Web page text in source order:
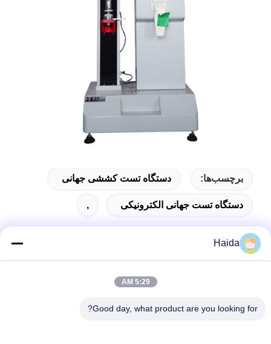
برچسب‌ها: دستگاه تست کششی جهانی
دستگاه تست جهانی الکترونیکی ,
آدرس
Haida
5:29 AM
Good day, what product are you looking for?